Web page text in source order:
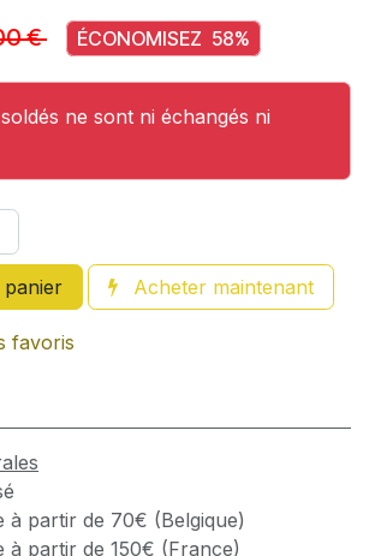
€ ÉCONOMISEZ 58%
ne sont ni échangés ni
Acheter maintenant
favoris
à partir de 70€ (Belgique)
à partir de 150€ (France)